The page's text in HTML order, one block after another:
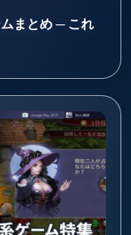
まとめ ─ これ